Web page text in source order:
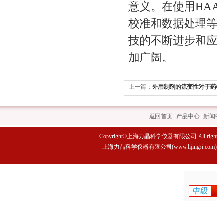
意义。在使用
校准和数据处理
技的不断进步和
加广阔。
上一篇： 外用制剂的流变性对于
返回首页 产品中心 新闻
Copyright©上海力晶科学仪器有限公司 All
上海力晶科学仪器有限公司